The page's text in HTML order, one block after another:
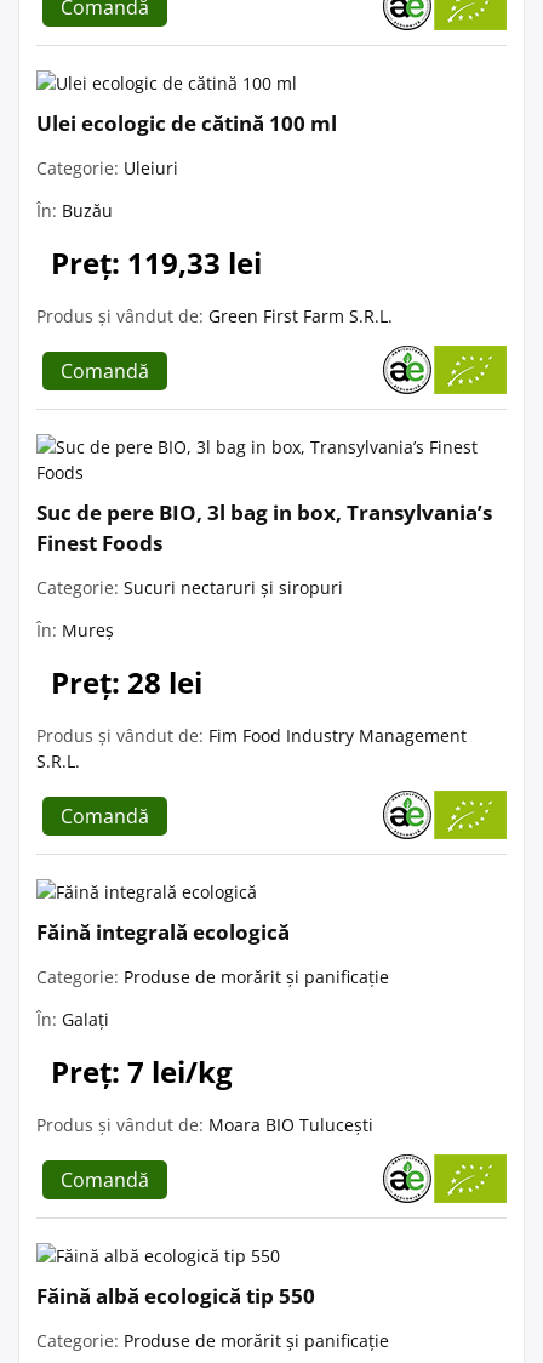
Comandă
Ulei ecologic de cătină 100 ml
Categorie: Uleiuri
În: Buzău
Preț: 119,33 lei
Produs și vândut de: Green First Farm S.R.L.
Comandă
Suc de pere BIO, 3l bag in box, Transylvania’s
Finest Foods
Categorie: Sucuri nectaruri și siropuri
În: Mureș
Preț: 28 lei
Produs și vândut de: Fim Food Industry Management
S.R.L.
Comandă
Făină integrală ecologică
Categorie: Produse de morărit și panificație
În: Galați
Preț: 7 lei/kg
Produs și vândut de: Moara BIO Tulucești
Comandă
Făină albă ecologică tip 550
Categorie: Produse de morărit și panificație